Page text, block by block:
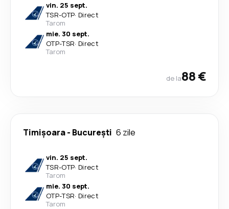
vin. 25 sept.
TSR-OTP· Direct
Tarom
mie. 30 sept.
OTP-TSR· Direct
Tarom
de la88 €
Timișoara- București 6 zile
vin. 25 sept.
TSR-OTP· Direct
Tarom
mie. 30 sept.
OTP-TSR· Direct
Tarom